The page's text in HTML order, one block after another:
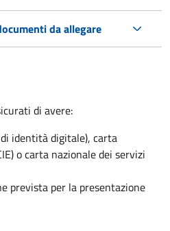
da allegare
di avere:
identità digitale), carta
o carta nazionale dei servizi
prevista per la presentazione